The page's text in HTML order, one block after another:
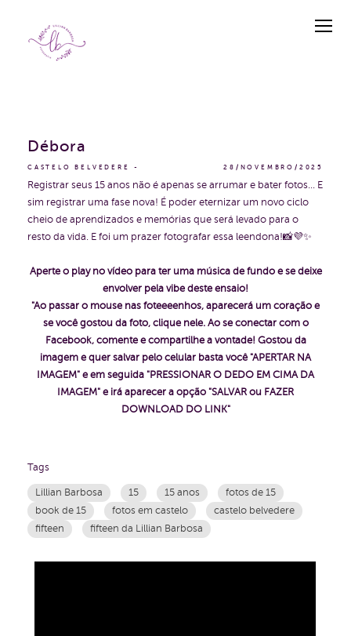
CASTELO BELVEDERE 28/NOVEMBRO/2025
Débora
Registrar seus 15 anos não é apenas se arrumar e bater fotos... E
sim registrar uma fase nova! É poder eternizar um novo ciclo
cheio de aprendizados e memórias que será levado para o
resto da vida. E foi um prazer fotografar essa leendona!📸💜✨
Aperte o play no vídeo para ter uma música de fundo e se deixe
envolver pela vibe deste ensaio!
"Ao passar o mouse nas foteeeenhos, aparecerá um coração e
se você gostou da foto, clique nele. Ao se conectar com o
Facebook, comente e compartilhe a vontade! Gostou da
imagem e quer salvar pelo celular basta você "APERTAR NA
IMAGEM" e em seguida "PRESSIONAR O DEDO EM CIMA DA
IMAGEM" e irá aparecer a opção "SALVAR ou FAZER
DOWNLOAD DO LINK"
Tags
Lillian Barbosa 15 15 anos
fotos de 15
book de 15
fotos em castelo
castelo belvedere
fifteen
fifteen da Lillian Barbosa